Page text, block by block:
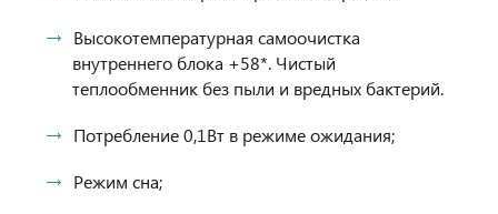
Высокотемпературная самоочистка
внутреннего блока +58*. Чистый
теплообменник без пыли и вредных бактерий.
Потребление 0,1Вт в режиме ожидания;
Режим сна;